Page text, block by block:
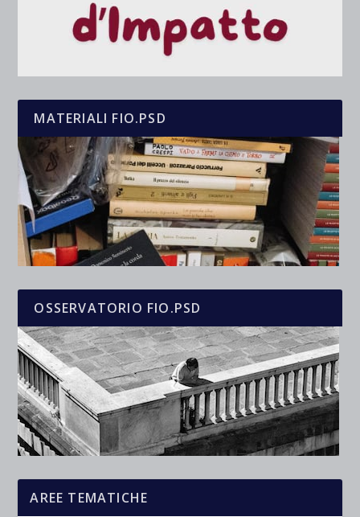
MATERIALI FIO.PSD
OSSERVATORIO FIO.PSD
AREE TEMATICHE